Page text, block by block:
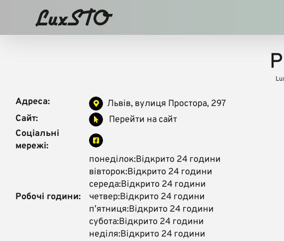
Адреса:
Львів, вулиця Простора, 297
Сайт:
Перейти на сайт
Соціальні
мережі:
Робочі години:
понеділок:Відкрито 24 години
вівторок:Відкрито 24 години
середа:Відкрито 24 години
четвер:Відкрито 24 години
пʼятниця:Відкрито 24 години
субота:Відкрито 24 години
неділя:Відкрито 24 години